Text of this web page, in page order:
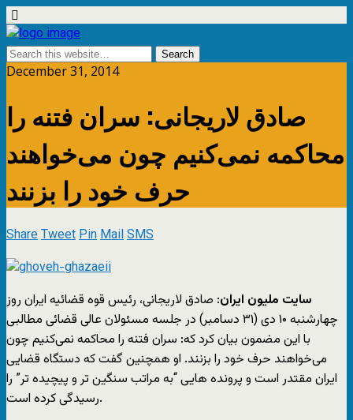
December 31, 2014
صادق لاریجانی: سران فتنه را
محاکمه نمی‌کنیم چون می‌خواهند
حرف خود را بزنند
ShareTweetPinMailSMS
سایت ملیون ایران: صادق لاریجانی، رئیس قوه قضائیه ایران روز
چهارشنبه ۱۰ دی (۳۱ دسامبر) در جلسه مسئولان عالی قضائی مطالبی
با این مضمون بیان کرد که: سران فتنه را محاکمه نمی‌کنیم چون
می‌خواهند حرف خود را بزنند. او همچنین گفت که دستگاه قضایی
ایران مقتدر است و پرونده هایی “به مراتب سنگین تر و پیچیده تر” را
رسیدگی کرده است.